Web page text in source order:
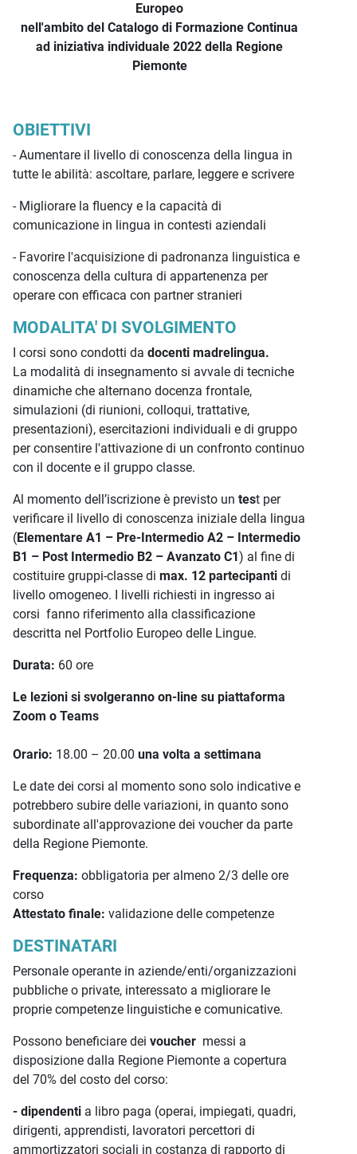
Europeo
nell'ambito del Catalogo di Formazione Continua
ad iniziativa individuale 2022 della Regione
Piemonte
OBIETTIVI
- Aumentare il livello di conoscenza della lingua in
tutte le abilità: ascoltare, parlare, leggere e scrivere
- Migliorare la fluency e la capacità di
comunicazione in lingua in contesti aziendali
- Favorire l'acquisizione di padronanza linguistica e
conoscenza della cultura di appartenenza per
operare con efficaca con partner stranieri
MODALITA' DI SVOLGIMENTO
I corsi sono condotti da docenti madrelingua.
La modalità di insegnamento si avvale di tecniche
dinamiche che alternano docenza frontale,
simulazioni (di riunioni, colloqui, trattative,
presentazioni), esercitazioni individuali e di gruppo
per consentire l'attivazione di un confronto continuo
con il docente e il gruppo classe.
Al momento dell’iscrizione è previsto un test per
verificare il livello di conoscenza iniziale della lingua
(Elementare A1 – Pre-Intermedio A2 – Intermedio
B1 – Post Intermedio B2 – Avanzato C1) al fine di
costituire gruppi-classe di max. 12 partecipanti di
livello omogeneo. I livelli richiesti in ingresso ai
corsi fanno riferimento alla classificazione
descritta nel Portfolio Europeo delle Lingue.
Durata: 60 ore
Le lezioni si svolgeranno on-line su piattaforma
Zoom o Teams
Orario: 18.00 – 20.00 una volta a settimana
Le date dei corsi al momento sono solo indicative e
potrebbero subire delle variazioni, in quanto sono
subordinate all'approvazione dei voucher da parte
della Regione Piemonte.
Frequenza: obbligatoria per almeno 2/3 delle ore
corso
Attestato finale: validazione delle competenze
DESTINATARI
Personale operante in aziende/enti/organizzazioni
pubbliche o private, interessato a migliorare le
proprie competenze linguistiche e comunicative.
Possono beneficiare dei voucher messi a
disposizione dalla Regione Piemonte a copertura
del 70% del costo del corso:
- dipendenti a libro paga (operai, impiegati, quadri,
dirigenti, apprendisti, lavoratori percettori di
ammortizzatori sociali in costanza di rapporto di